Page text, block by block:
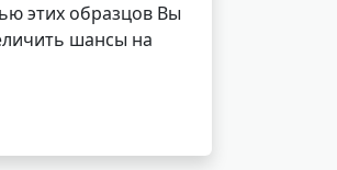
этих образцов Вы
шансы на